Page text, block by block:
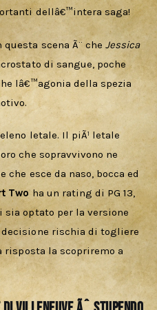
dellâ€™intera saga!
scena Ã¨ che Jessica
di sangue, poche
lâ€™agonia della spezia
letale. Il piÃ¹ letale
che sopravvivono ne
che esce da naso, bocca ed
Two ha un rating di PG 13,
sia optato per la versione
rischia di togliere
risposta la scopriremo a